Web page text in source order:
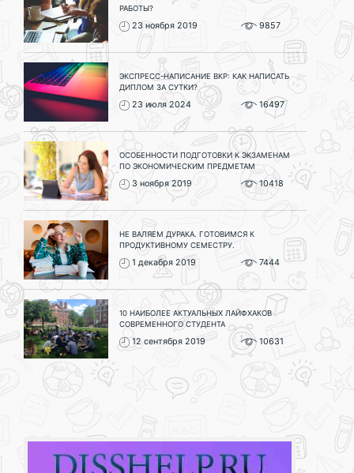
РАБОТЫ?
23 ноября 2019 9857
ЭКСПРЕСС-НАПИСАНИЕ ВКР: КАК НАПИСАТЬ
ДИПЛОМ ЗА СУТКИ?
23 июля 2024 16497
ОСОБЕННОСТИ ПОДГОТОВКИ К ЭКЗАМЕНАМ
ПО ЭКОНОМИЧЕСКИМ ПРЕДМЕТАМ
3 ноября 2019 10418
НЕ ВАЛЯЕМ ДУРАКА. ГОТОВИМСЯ К
ПРОДУКТИВНОМУ СЕМЕСТРУ.
1 декабря 2019 7444
10 НАИБОЛЕЕ АКТУАЛЬНЫХ ЛАЙФХАКОВ
СОВРЕМЕННОГО СТУДЕНТА
12 сентября 2019 10631